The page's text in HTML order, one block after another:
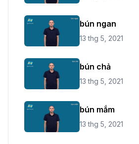
bún ngan
13 thg 5, 2021
bún chả
13 thg 5, 2021
bún mắm
13 thg 5, 2021